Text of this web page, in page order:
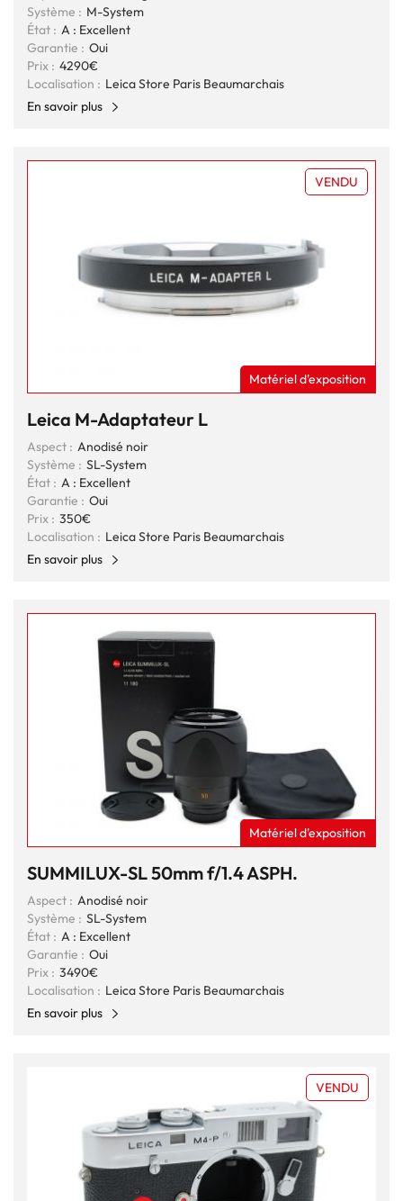
Système : M-System
État : A : Excellent
Garantie : Oui
Prix : 4290€
Localisation : Leica Store Paris Beaumarchais
En savoir plus
VENDU
Matériel d'exposition
Leica M-Adaptateur L
Aspect : Anodisé noir
Système : SL-System
État : A : Excellent
Garantie : Oui
Prix : 350€
Localisation : Leica Store Paris Beaumarchais
En savoir plus
Matériel d'exposition
SUMMILUX-SL 50mm f/1.4 ASPH.
Aspect : Anodisé noir
Système : SL-System
État : A : Excellent
Garantie : Oui
Prix : 3490€
Localisation : Leica Store Paris Beaumarchais
En savoir plus
VENDU